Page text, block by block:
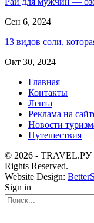
Сен 6, 2024
13 видов соли,
Окт 30, 2024
Главная
Контакты
Лента
Реклама на
Новости
Путешествия
© 2026 - TRAVEL.РУ
Rights Reserved.
Website Design:
Sign in